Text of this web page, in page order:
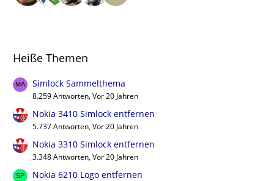
Heiße Themen
Simlock Sammelthema
8.259 Antworten, Vor 20 Jahren
Nokia 3410 Simlock entfernen
5.737 Antworten, Vor 20 Jahren
Nokia 3310 Simlock entfernen
3.348 Antworten, Vor 20 Jahren
Nokia 6210 Logo entfernen